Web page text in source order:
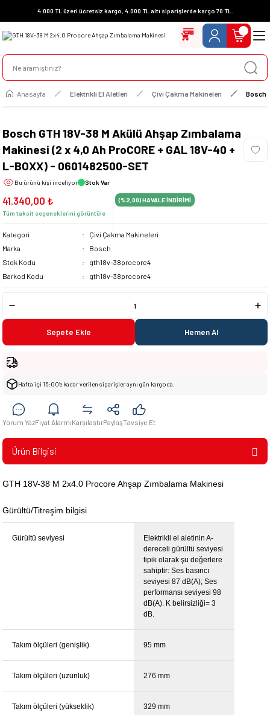
4.000 TL üzeri ücretsiz kargo, 4.000 TL altı siparişlerde kargo 70 TL.
Anasayfa Elektrikli El Aletleri Çivi Çakma Makineleri Bosch
Bosch GTH 18V-38 M Akülü Ahşap Zımbalama
Makinesi (2 x 4,0 Ah ProCORE + GAL 18V-40 +
L-BOXX) - 0601482500-SET
Bu ürünü kişi inceliyor Stok Var
41.340,00 ₺
Tüm taksit seçeneklerini görüntüle
(%2,00)HAVALE İNDİRİMİ
Kategori
Çivi Çakma Makineleri
Marka
Bosch
Stok Kodu
gth18v-38procore4
Barkod Kodu
gth18v-38procore4
Sepete Ekle Hemen Al
Hafta içi 15:00’e kadar verilen siparişler aynı gün kargoda.
Yorum YazFiyat AlarmıKarşılaştırPaylaşTavsiye Et
Ürün Bilgisi
GTH 18V-38 M 2x4.0 Procore Ahşap Zımbalama Makinesi
Gürültü/Titreşim bilgisi
Gürültü seviyesi
Elektrikli el aletinin A-
dereceli gürültü seviyesi
tipik olarak şu değerlere
sahiptir: Ses basıncı
seviyesi 87 dB(A); Ses
performansı seviyesi 98
dB(A). K belirsizliği= 3
dB.
Takım ölçüleri (genişlik) 95 mm
Takım ölçüleri (uzunluk) 276 mm
Takım ölçüleri (yükseklik) 329 mm